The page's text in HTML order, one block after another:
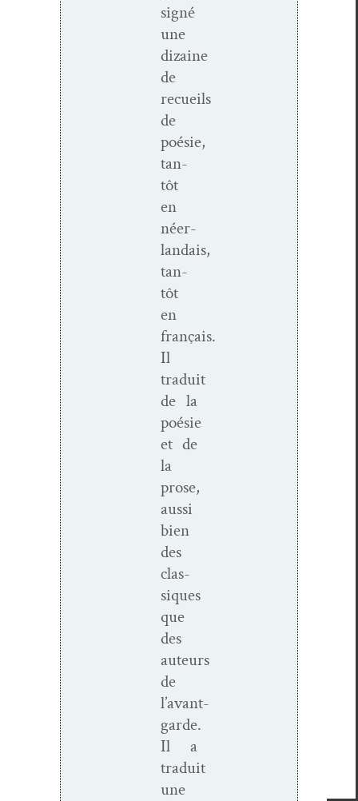
signé
une
dizaine
de
recueils
de
poésie,
tan­
tôt
en
néer­
landais,
tan­
tôt
en
français.
Il
traduit
de la
poésie
et de
la
prose,
aus­si
bien
des
clas­
siques
que
des
auteurs
de
l’avant-
garde.
Il a
traduit
une